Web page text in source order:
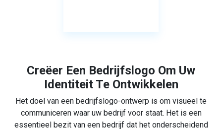
Creëer Een Bedrijfslogo Om Uw
Identiteit Te Ontwikkelen
Het doel van een bedrijfslogo-ontwerp is om visueel te
communiceren waar uw bedrijf voor staat. Het is een
essentieel bezit van een bedrijf dat het onderscheidend